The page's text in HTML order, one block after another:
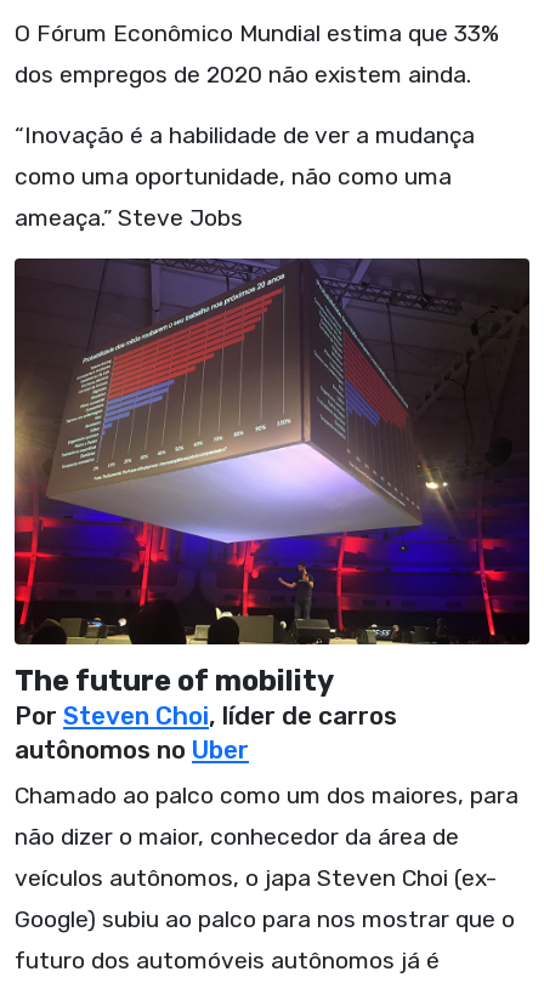
O Fórum Econômico Mundial estima que 33%
dos empregos de 2020 não existem ainda.
“Inovação é a habilidade de ver a mudança
como uma oportunidade, não como uma
ameaça.” Steve Jobs
The future of mobility
Por Steven Choi, líder de carros
autônomos no Uber
Chamado ao palco como um dos maiores, para
não dizer o maior, conhecedor da área de
veículos autônomos, o japa Steven Choi (ex-
Google) subiu ao palco para nos mostrar que o
futuro dos automóveis autônomos já é